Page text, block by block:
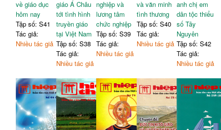
về giáo dục
hôm nay
Tập số: S41
Tác giả:
Nhiều tác giả
giáo Á Châu
tới tình hình
truyền giáo
tại Việt Nam
Tập số: S38
Tác giả:
Nhiều tác giả
nghiệp và
lương tâm
chức nghiệp
Tập số: S39
Tác giả:
Nhiều tác giả
và văn minh
tình thương
Tập số: S40
Tác giả:
Nhiều tác giả
anh chị em
dân tộc thiểu
số Tây
Nguyên
Tập số: S42
Tác giả:
Nhiều tác giả